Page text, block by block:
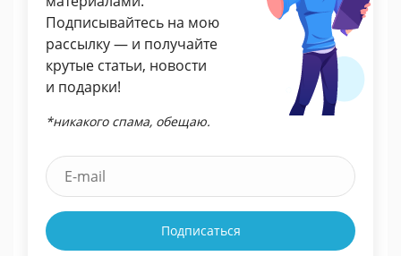
Подписывайтесь на мою
рассылку — и получайте
крутые статьи, новости
и подарки!
*никакого спама, обещаю.
Подписаться